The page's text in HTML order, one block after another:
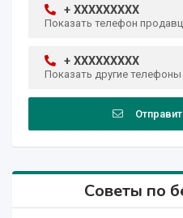
+ XXXXXXXXX
Показать телефон
+ XXXXXXXXX
Показать другие
Советы по